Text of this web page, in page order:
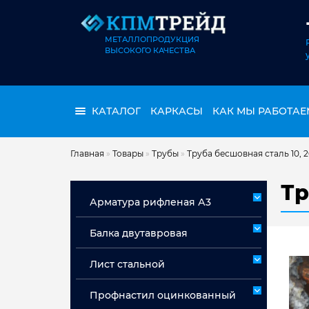
МЕТАЛЛОПРОДУКЦИЯ
ВЫСОКОГО КАЧЕСТВА
КАТАЛОГ КАРКАСЫ КАК МЫ
Главная » Товары » Трубы » Труба бесшовная сталь 10,
Арматура рифленая А3
Арматура мерная А3
Балка двутавровая
Лист стальной
Профнастил оцинкованный